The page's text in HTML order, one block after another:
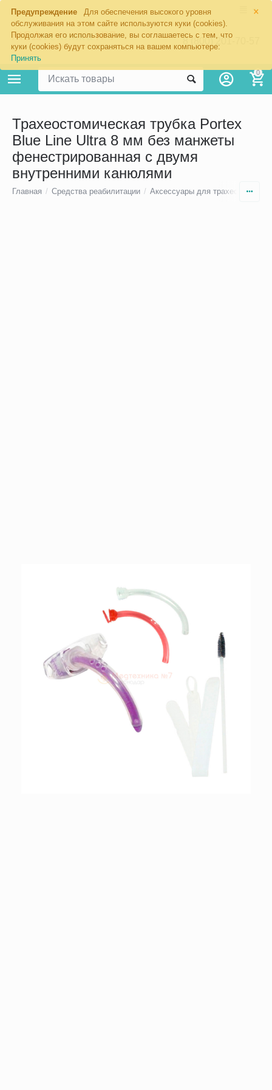
×
Предупреждение
Для обеспечения высокого уровня
обслуживания на этом сайте используются куки (cookies).
Продолжая его использование, вы соглашаетесь с тем, что
куки (cookies) будут сохраняться на вашем компьютере:
Принять
8 (800) 201-70-57
0
Трахеостомическая трубка Portex
Blue Line Ultra 8 мм без манжеты
фенестрированная с двумя
внутренними канюлями
Главная / Средства реабилитации / Аксессуары для трахеостомы